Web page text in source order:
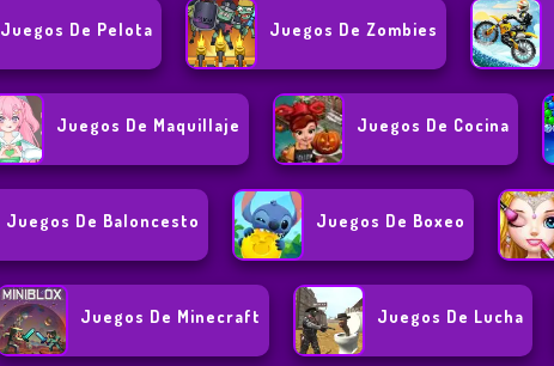
Juegos De Pelota Juegos De Zombies
Juegos De Maquillaje Juegos De Cocina
Juegos De Baloncesto Juegos De Boxeo
Juegos De Minecraft Juegos De Lucha